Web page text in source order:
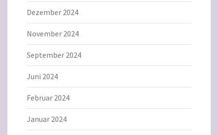
Dezember 2024
November 2024
September 2024
Juni 2024
Februar 2024
Januar 2024